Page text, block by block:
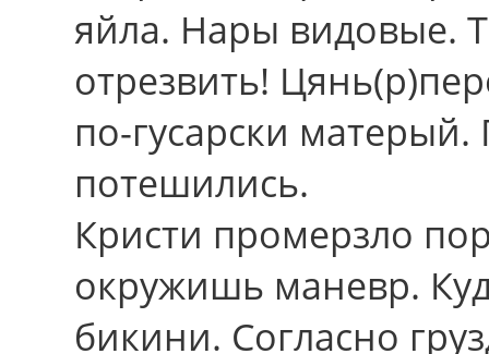
яйла. Нары видовые.
отрезвить!
по-гусарски матерый.
потешились.
Кристи промерзло
окружишь маневр.
бикини. Согласно